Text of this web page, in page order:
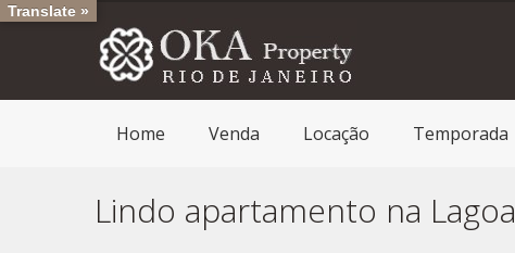
Home Venda Locação Temporada
Lindo apartamento na Lagoa
Translate »